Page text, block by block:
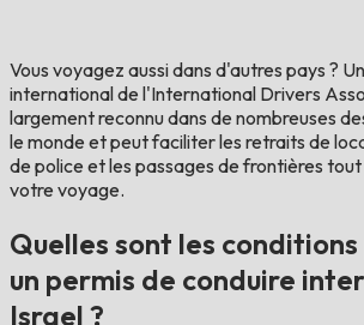
Vous voyagez aussi dans d'autres pays ?
international de l'International Drivers
largement reconnu dans de nombreuses
le monde et peut faciliter les retraits de
de police et les passages de frontières
votre voyage.
Quelles sont les
un permis de conduire
Israel ?